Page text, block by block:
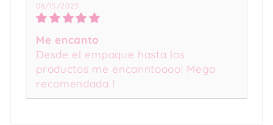
08/15/2023
Me encanto
Desde el empaque hasta los
productos me encanntoooo! Mega
recomendada !